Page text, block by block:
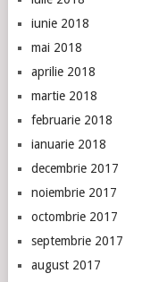
iunie 2018
mai 2018
aprilie 2018
martie 2018
februarie 2018
ianuarie 2018
decembrie 2017
noiembrie 2017
octombrie 2017
septembrie 2017
august 2017